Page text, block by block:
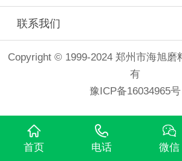
联系我们
Copyright © 1999-2024 郑州市海旭磨
有
豫ICP备16034965号
首页 电话 微信